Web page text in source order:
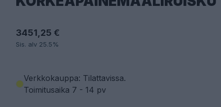
3451,25 €
Sis. alv 25.5%
Verkkokauppa: Tilattavissa.
Toimitusaika 7 - 14 pv